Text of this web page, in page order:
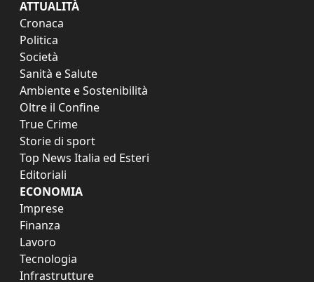
ATTUALITÀ
Cronaca
Politica
Società
Sanità e Salute
Ambiente e Sostenibilità
Oltre il Confine
True Crime
Storie di sport
Top News Italia ed Esteri
Editoriali
ECONOMIA
Imprese
Finanza
Lavoro
Tecnologia
Infrastrutture